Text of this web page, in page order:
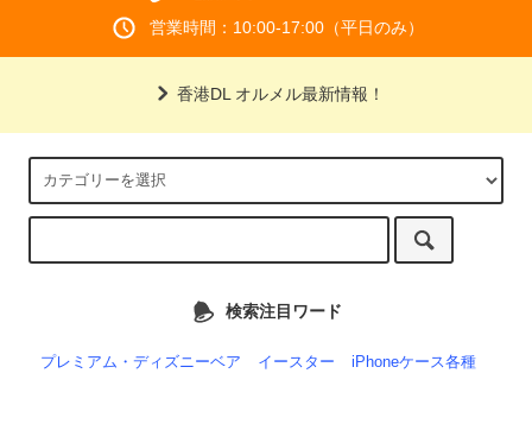
営業時間：10:00-17:00（平日のみ）
香港DL オルメル最新情報！
検索注目ワード
プレミアム・ディズニーベア イースター iPhoneケース各種